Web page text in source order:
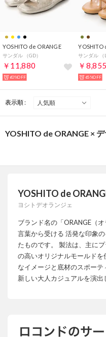
YOSHITO de ORANGE
サンダル （GD）
￥11,880
60%OFF
YOSHITO
サンダル （
￥8,855
65%OFF
表示順 :
YOSHITO de ORANGE ×
YOSHITO de
ヨシトデオランジェ
ブランド名の「ORANGE（
言葉から受ける 活発な印象
たものです。 製法は、主に
の高いオリジナルモールド
なイメージと底材のスポーテ
新しい大人カジュアルを演出